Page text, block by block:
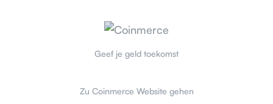
Geef je geld toekomst
Zu Coinmerce Website gehen